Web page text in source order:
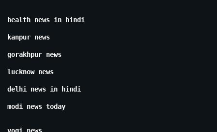
health news in hindi
kanpur news
gorakhpur news
lucknow news
delhi news in hindi
modi news today